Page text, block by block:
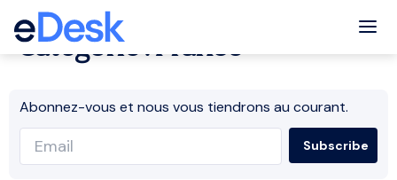
Catégorie : France
Abonnez-vous et nous vous tiendrons au courant.